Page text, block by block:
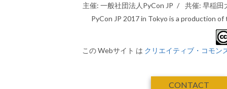
主催: 一般社団法人PyCon JP /
共催: 早稲田
PyCon JP 2017 in Tokyo is a production
この Webサイト は クリエイティブ・コモン
CONTACT